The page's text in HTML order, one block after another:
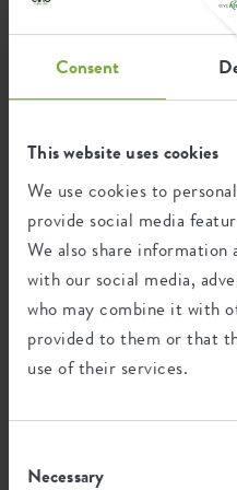
Consent
This website uses cookies
We use cookies to
provide social media
We also share
with our social media,
who may combine it with
provided to them or that
use of their services.
Selection
Necessary
Certifications
Empreinte